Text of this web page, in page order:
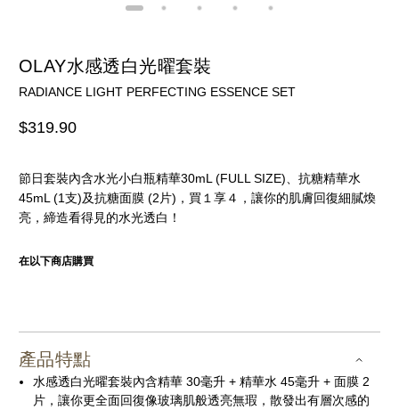
OLAY水感透白光曜套裝
RADIANCE LIGHT PERFECTING ESSENCE SET
$319.90
節日套裝內含水光小白瓶精華30mL (FULL SIZE)、抗糖精華水
45mL (1支)及抗糖面膜 (2片)，買１享４，讓你的肌膚回復細膩煥
亮，締造看得見的水光透白！
在以下商店購買
產品特點
水感透白光曜套裝內含精華 30毫升 + 精華水 45毫升 + 面膜 2
片，讓你更全面回復像玻璃肌般透亮無瑕，散發出有層次感的